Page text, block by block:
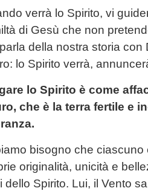
verrà lo Spirito, vi
di Gesù che non
della nostra storia con
lo Spirito verrà,
lo Spirito è come
che è la terra fertile e
bisogno che ciascuno
originalità, unicità e
dello Spirito. Lui, il Vento